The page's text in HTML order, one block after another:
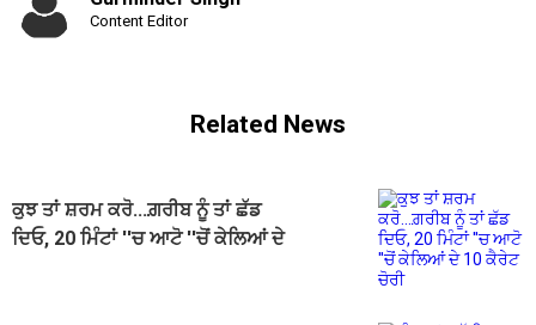
Content Editor
Related News
ਕੁਝ ਤਾਂ ਸ਼ਰਮ ਕਰੋ...ਗ਼ਰੀਬ ਨੂੰ ਤਾਂ ਛੱਡ
ਦਿਓ, 20 ਮਿੰਟਾਂ ''ਚ ਆਟੋ ''ਚੋਂ ਕੇਲਿਆਂ ਦੇ